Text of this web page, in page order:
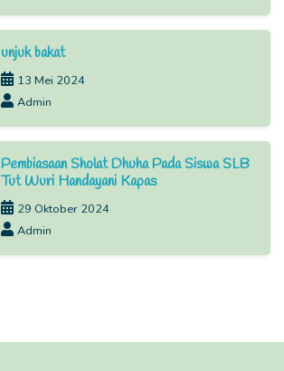
unjuk bakat
13 Mei 2024
Admin
Pembiasaan Sholat Dhuha Pada Siswa SLB
Tut Wuri Handayani Kapas
29 Oktober 2024
Admin